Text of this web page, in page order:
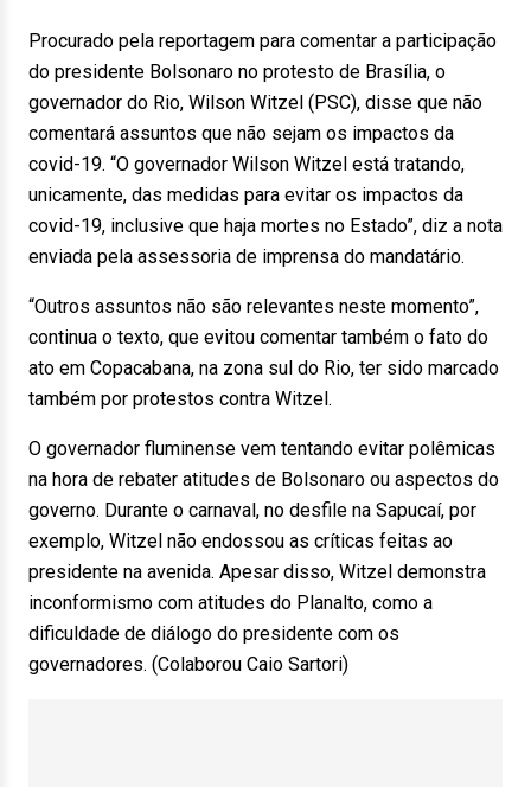
Procurado pela reportagem para comentar a participação
do presidente Bolsonaro no protesto de Brasília, o
governador do Rio, Wilson Witzel (PSC), disse que não
comentará assuntos que não sejam os impactos da
covid-19. “O governador Wilson Witzel está tratando,
unicamente, das medidas para evitar os impactos da
covid-19, inclusive que haja mortes no Estado”, diz a nota
enviada pela assessoria de imprensa do mandatário.
“Outros assuntos não são relevantes neste momento”,
continua o texto, que evitou comentar também o fato do
ato em Copacabana, na zona sul do Rio, ter sido marcado
também por protestos contra Witzel.
O governador fluminense vem tentando evitar polêmicas
na hora de rebater atitudes de Bolsonaro ou aspectos do
governo. Durante o carnaval, no desfile na Sapucaí, por
exemplo, Witzel não endossou as críticas feitas ao
presidente na avenida. Apesar disso, Witzel demonstra
inconformismo com atitudes do Planalto, como a
dificuldade de diálogo do presidente com os
governadores. (Colaborou Caio Sartori)